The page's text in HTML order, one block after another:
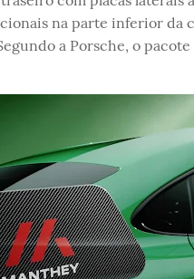
na parte inferior da
a Porsche, o pacote